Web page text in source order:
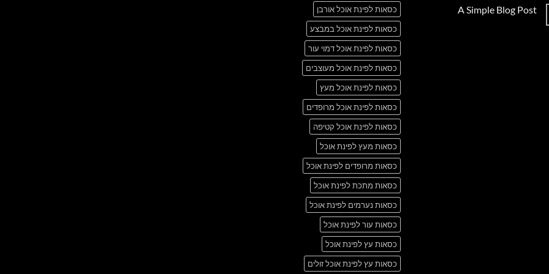
על
A Simple Blog Post
כסאות לפינת אוכל אורבן
כסאות לפינת אוכל במבצע
כסאות לפינת אוכל דמוי עור
כסאות לפינת אוכל מעוצבים
כסאות לפינת אוכל מעץ
כסאות לפינת אוכל מרופדים
כסאות לפינת אוכל קטיפה
כסאות מעץ לפינת אוכל
כסאות מרופדים לפינת אוכל
כסאות מתכת לפינת אוכל
כסאות נערמים לפינת אוכל
כסאות עור לפינת אוכל
כסאות עץ לפינת אוכל
כסאות עץ לפינת אוכל זולים